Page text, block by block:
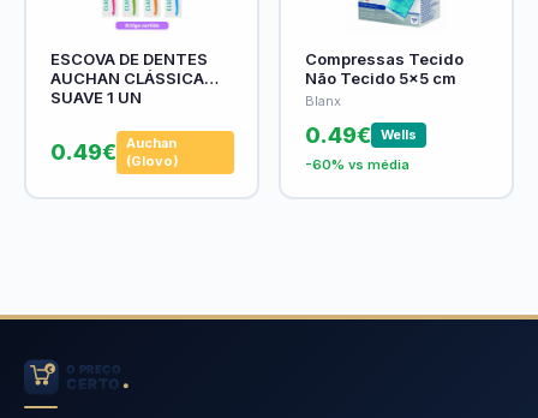
ESCOVA DE DENTES
AUCHAN CLÁSSICA
SUAVE 1 UN
0.49€
Auchan
(Glovo)
Compressas Tecido
Não Tecido 5x5 cm
Blanx
0.49€
Wells
-60% vs média